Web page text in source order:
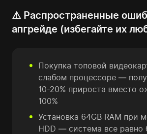
⚠️ Распространенные
апгрейде (избегайте их
Покупка топовой
слабом процессоре —
10-20% прироста вместо
100%
Установка 64GB RAM при
HDD — система все равно